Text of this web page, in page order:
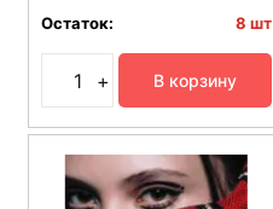
Остаток:
8 шт
+ В корзину